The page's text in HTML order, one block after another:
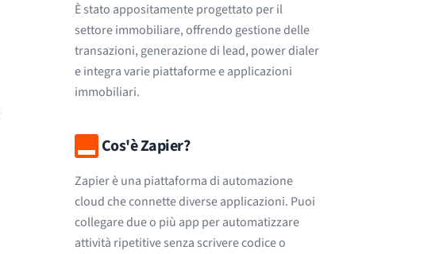
È stato appositamente progettato per il
settore immobiliare, offrendo gestione delle
transazioni, generazione di lead, power dialer
e integra varie piattaforme e applicazioni
immobiliari.
Cos'è Zapier?
Zapier è una piattaforma di automazione
cloud che connette diverse applicazioni. Puoi
collegare due o più app per automatizzare
attività ripetitive senza scrivere codice o